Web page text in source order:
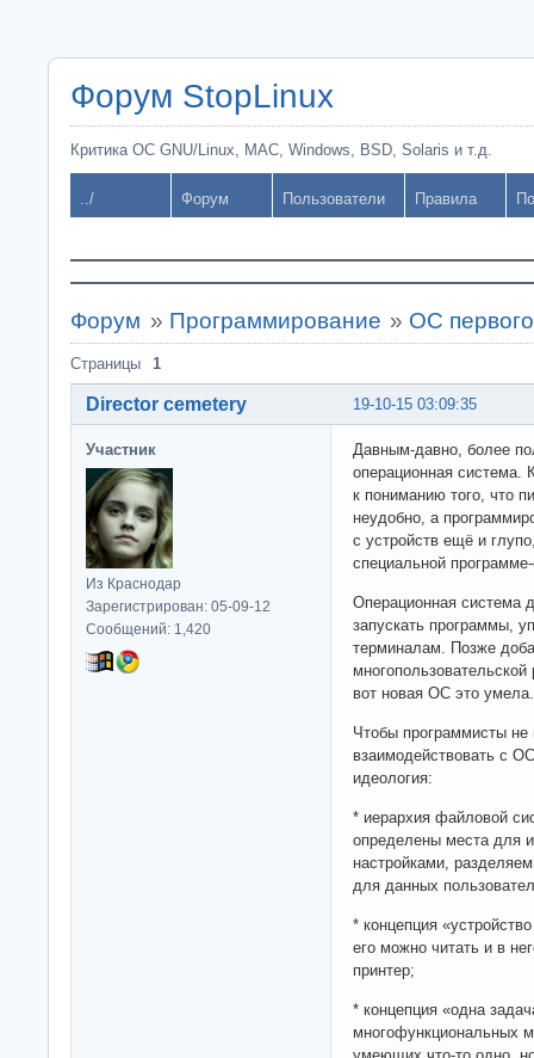
Форум StopLinux
Критика ОС GNU/Linux, MAC, Windows, BSD, Solaris и т.д.
../ Форум Пользователи Правила
Форум » Программирование » ОС
Страницы 1
19-10-15 03:09:35
Director cemetery
Участник
Из Краснодар
Зарегистрирован: 05-09-12
Сообщений: 1,420
Давным-давно, более
операционная
к пониманию того, что
неудобно, а
с устройств ещё и
специальной
Операционная система
запускать программы,
терминалам. Позже
вот новая ОС это умела.
Чтобы программисты
взаимодействовать с
идеология:
* иерархия файловой
определены места для
настройками,
для данных
* концепция
его можно читать и в
принтер;
* концепция «одна
многофункциональных